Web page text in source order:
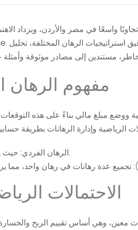
واسعًا في مصر والأردن، ويزداد
. في هذا المقال، سنناقش بشكل علمي ودقيق استراتيجيات الرهان المختلفة، تحليل
مفهوم الرهان
ووضع مبلغ مالي بناءً على هذه
الرهان الفردي: حيث يتم وضع رهان على نتيجة واحدة فقط.
الاحتمالات
معين، وهي أساس تقييم الربح